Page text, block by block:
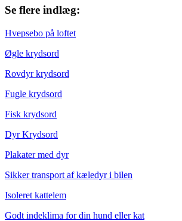
Se flere indlæg:
Hvepsebo på loftet
Øgle krydsord
Rovdyr krydsord
Fugle krydsord
Fisk krydsord
Dyr Krydsord
Plakater med dyr
Sikker transport af kæledyr i bilen
Isoleret kattelem
Godt indeklima for din hund eller kat